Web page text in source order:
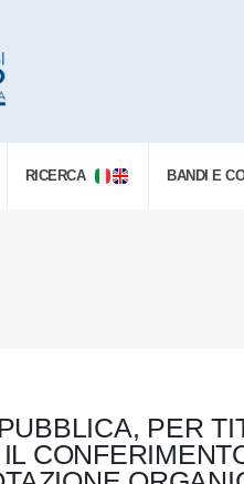
RICERCA BANDI E
PER